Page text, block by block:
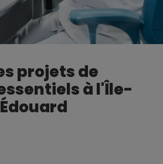
projets de
à l'Île-